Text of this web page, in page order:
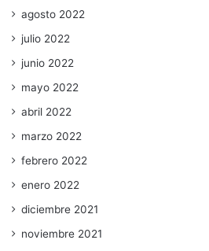
agosto 2022
julio 2022
junio 2022
mayo 2022
abril 2022
marzo 2022
febrero 2022
enero 2022
diciembre 2021
noviembre 2021